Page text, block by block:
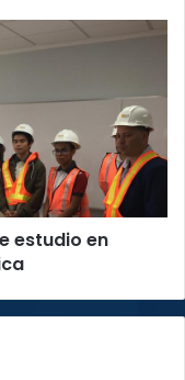
estudio en